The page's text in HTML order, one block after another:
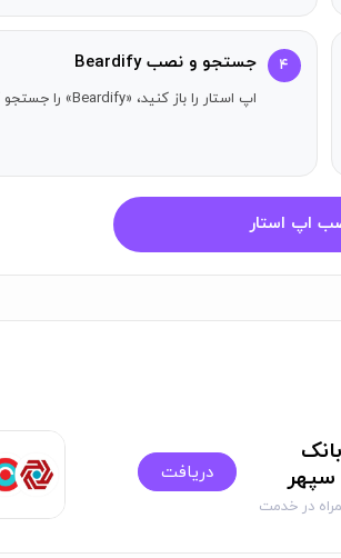
است.
است.
۴ جستجو و نصب Beardify
اپ استار را باز کنید، «Beardify» را جستجو کنید و دکمه دریافت را بزنید.
اپ استار
سپهر
در خدمت
دریافت